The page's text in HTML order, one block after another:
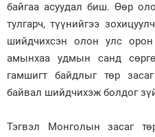
байгаа асуудал биш. Өөр
тулгарч, түүнийгээ
шийдчихсэн олон улс
амынхаа удмын санд
гамшигт байдлыг төр
байвал шийдчихэж болдог
Тэгвэл Монголын засаг